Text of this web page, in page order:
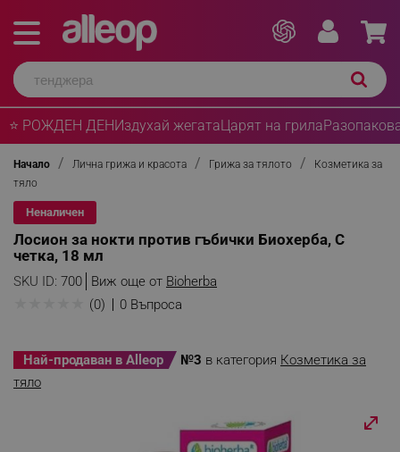
⭐ РОЖДЕН ДЕНИздухай жегатаЦарят на грила
Начало Лична грижа и красота Грижа за тялото
Козметика за
тяло
Неналичен
Лосион за нокти против гъбички Биохерба, С
четка, 18 мл
SKU ID: 700 Виж още от Bioherba
(0) 0 Въпроса
Най-продаван в Alleop №3 в категория Козметика за
тяло